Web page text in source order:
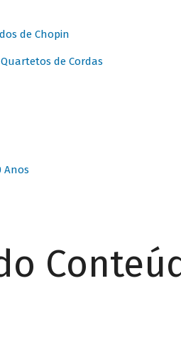
de Chopin
Quartetos de Cordas
Anos